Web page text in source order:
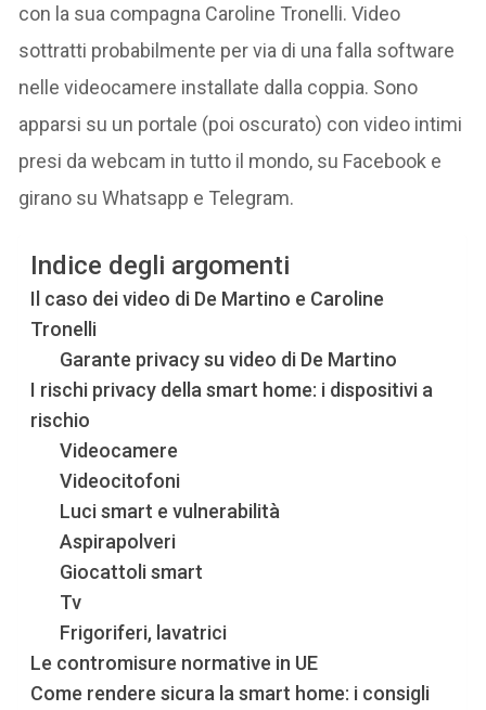
con la sua compagna Caroline Tronelli. Video
sottratti probabilmente per via di una falla software
nelle videocamere installate dalla coppia. Sono
apparsi su un portale (poi oscurato) con video intimi
presi da webcam in tutto il mondo, su Facebook e
girano su Whatsapp e Telegram.
Indice degli argomenti
Il caso dei video di De Martino e Caroline
Tronelli
Garante privacy su video di De Martino
I rischi privacy della smart home: i dispositivi a
rischio
Videocamere
Videocitofoni
Luci smart e vulnerabilità
Aspirapolveri
Giocattoli smart
Tv
Frigoriferi, lavatrici
Le contromisure normative in UE
Come rendere sicura la smart home: i consigli